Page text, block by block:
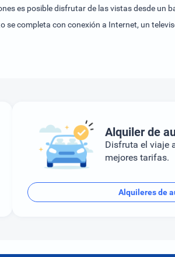
es posible disfrutar de las vistas desde un
completa con conexión a Internet, un
Alquiler de
Disfruta el viaje
mejores tarifas.
Alquileres de